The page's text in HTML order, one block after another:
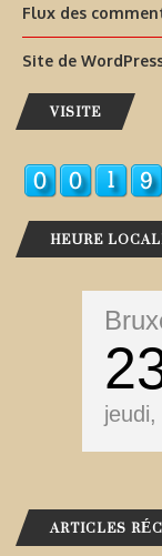
Flux des
Site de
VISITE
HEURE
ARTICLES